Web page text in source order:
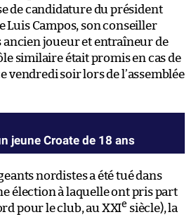
de candidature du président
Luis Campos, son conseiller
joueur et entraîneur de
similaire était promis en cas de
vendredi soir lors de l’assemblée
jeune Croate de 18 ans
nordistes a été tué dans
élection à laquelle ont pris part
pour le club, au XXIe siècle), la